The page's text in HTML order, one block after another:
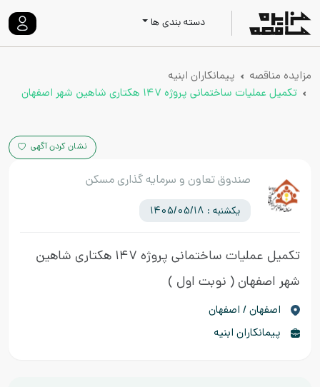
دسته بندی ها
مزایده مناقصه
پیمانکاران ابنیه
تکمیل عملیات ساختمانی پروژه ۱۴۷ هکتاری شاهین شهر اصفهان
نشان کردن آگهی
صندوق تعاون و سرمایه گذاری مسکن
یکشنبه : 1405/05/18
تکمیل عملیات ساختمانی پروژه ۱۴۷ هکتاری شاهین
شهر اصفهان ( نوبت اول )
اصفهان / اصفهان
پیمانکاران ابنیه